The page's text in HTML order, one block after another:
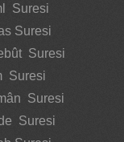
Suresi
Suresi
Suresi
Suresi
Suresi
Suresi